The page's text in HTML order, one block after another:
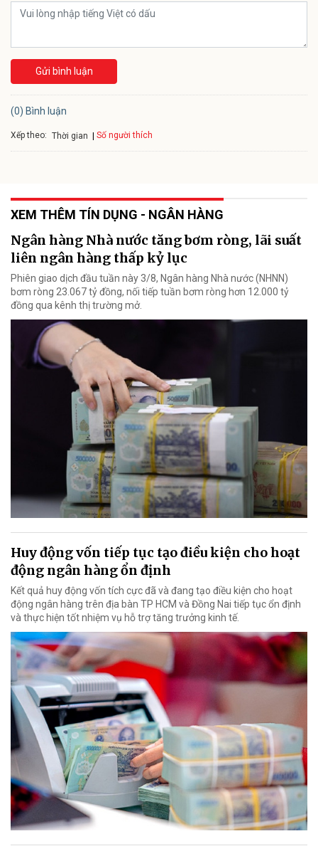
Gửi bình luận
(0) Bình luận
Xếp theo: Thời gian Số người thích
XEM THÊM TÍN DỤNG - NGÂN HÀNG
Ngân hàng Nhà nước tăng bơm ròng, lãi suất
liên ngân hàng thấp kỷ lục
Phiên giao dịch đầu tuần này 3/8, Ngân hàng Nhà nước (NHNN)
bơm ròng 23.067 tỷ đồng, nối tiếp tuần bơm ròng hơn 12.000 tỷ
đồng qua kênh thị trường mở.
Huy động vốn tiếp tục tạo điều kiện cho hoạt
động ngân hàng ổn định
Kết quả huy động vốn tích cực đã và đang tạo điều kiện cho hoạt
động ngân hàng trên địa bàn TP HCM và Đồng Nai tiếp tục ổn định
và thực hiện tốt nhiệm vụ hỗ trợ tăng trưởng kinh tế.